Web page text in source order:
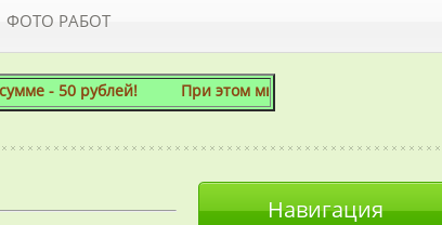
ФОТО РАБОТ
- 50 рублей! При этом мы готовы скосить даже 1 сотку!
Навигация